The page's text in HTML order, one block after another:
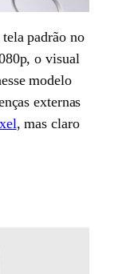
padrão no
o visual
modelo
externas
, mas claro